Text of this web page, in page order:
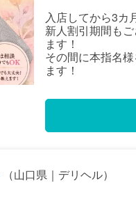
入店してから3カ
新人割引期間も
ます！
その間に本指名
ます！
（山口県｜デリヘル）